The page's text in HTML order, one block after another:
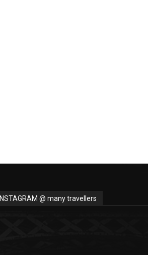
INSTAGRAM @ many travellers